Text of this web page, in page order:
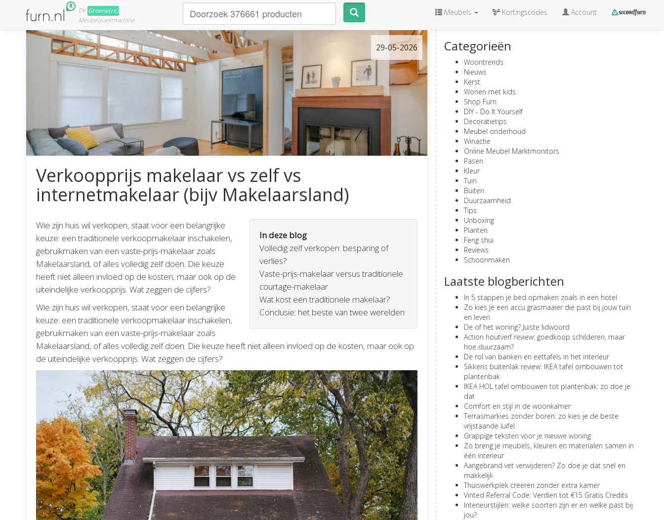
De Groene(re)
Meubelzoekmachine
Meubels Kortingscodes Account
Verkoopprijs makelaar vs zelf vs
internetmakelaar (bijv Makelaarsland)
29-05-2026
In deze blog
Volledig zelf verkopen: besparing of
verlies?
Vaste-prijs-makelaar versus traditionele
courtage-makelaar
Wat kost een traditionele makelaar?
Conclusie: het beste van twee werelden
Wie zijn huis wil verkopen, staat voor een belangrijke
keuze: een traditionele verkoopmakelaar inschakelen,
gebruikmaken van een vaste-prijs-makelaar zoals
Makelaarsland, of alles volledig zelf doen. Die keuze
heeft niet alleen invloed op de kosten, maar ook op de
uiteindelijke verkoopprijs. Wat zeggen de cijfers?
Wie zijn huis wil verkopen, staat voor een belangrijke
keuze: een traditionele verkoopmakelaar inschakelen,
gebruikmaken van een vaste-prijs-makelaar zoals
Makelaarsland, of alles volledig zelf doen. Die keuze heeft niet alleen invloed op de kosten, maar ook op
de uiteindelijke verkoopprijs. Wat zeggen de cijfers?
Categorieën
Woontrends
Nieuws
Kerst
Wonen met kids
Shop Furn
DIY - Do It Yourself
Decoratietips
Meubel onderhoud
Winactie
Online Meubel Marktmonitors
Pasen
Kleur
Tuin
Buiten
Duurzaamheid
Tips
Unboxing
Planten
Feng shui
Reviews
Schoonmaken
Laatste blogberichten
In 5 stappen je bed opmaken zoals in een hotel
Zo kies je een accu grasmaaier die past bij jouw tuin
en leven
De of het woning? Juiste lidwoord
Action houtverf review: goedkoop schilderen, maar
hoe duurzaam?
De rol van banken en eettafels in het interieur
Sikkens buitenlak review: IKEA tafel ombouwen tot
plantenbak
IKEA HOL tafel ombouwen tot plantenbak: zo doe je
dat
Comfort en stijl in de woonkamer
Terrasmarkies zonder boren: zo kies je de beste
vrijstaande luifel
Grappige teksten voor je nieuwe woning
Zo breng je meubels, kleuren en materialen samen in
één interieur
Aangebrand vet verwijderen? Zo doe je dat snel en
makkelijk
Thuiswerkplek creëren zonder extra kamer
Vinted Referral Code: Verdien tot €15 Gratis Credits
Interieurstijlen: welke soorten zijn er en welke past bij
jou?